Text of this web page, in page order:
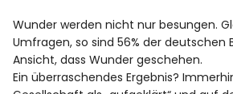
Wunder werden nicht nur besungen.
Umfragen, so sind 56% der deutschen
Ansicht, dass Wunder geschehen.
Ein überraschendes Ergebnis?